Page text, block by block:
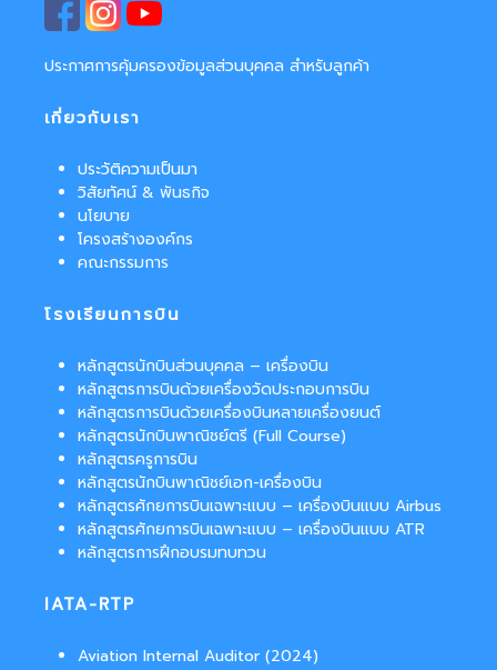
ประกาศการคุ้มครองข้อมูลส่วนบุคคล สำหรับลูกค้า
เกี่ยวกับเรา
ประวัติความเป็นมา
วิสัยทัศน์ & พันธกิจ
นโยบาย
โครงสร้างองค์กร
คณะกรรมการ
โรงเรียนการบิน
หลักสูตรนักบินส่วนบุคคล – เครื่องบิน
หลักสูตรการบินด้วยเครื่องวัดประกอบการบิน
หลักสูตรการบินด้วยเครื่องบินหลายเครื่องยนต์
หลักสูตรนักบินพาณิชย์ตรี (Full Course)
หลักสูตรครูการบิน
หลักสูตรนักบินพาณิชย์เอก-เครื่องบิน
หลักสูตรศักยการบินเฉพาะแบบ – เครื่องบินแบบ Airbus
หลักสูตรศักยการบินเฉพาะแบบ – เครื่องบินแบบ ATR
หลักสูตรการฝึกอบรมทบทวน
IATA-RTP
Aviation Internal Auditor (2024)